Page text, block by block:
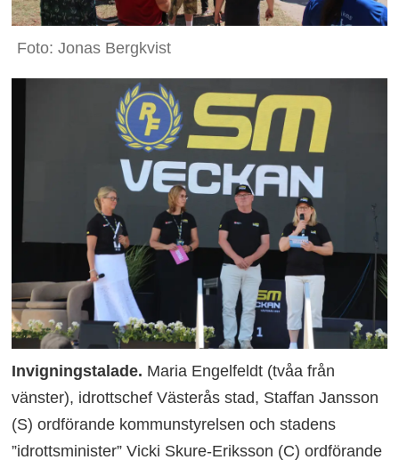
Foto: Jonas Bergkvist
Invigningstalade. Maria Engelfeldt (tvåa från
vänster), idrottschef Västerås stad, Staffan Jansson
(S) ordförande kommunstyrelsen och stadens
”idrottsminister” Vicki Skure-Eriksson (C) ordförande